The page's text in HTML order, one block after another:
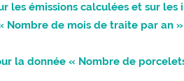
les émissions calculées et sur les
de mois de traite par an
la donnée « Nombre de